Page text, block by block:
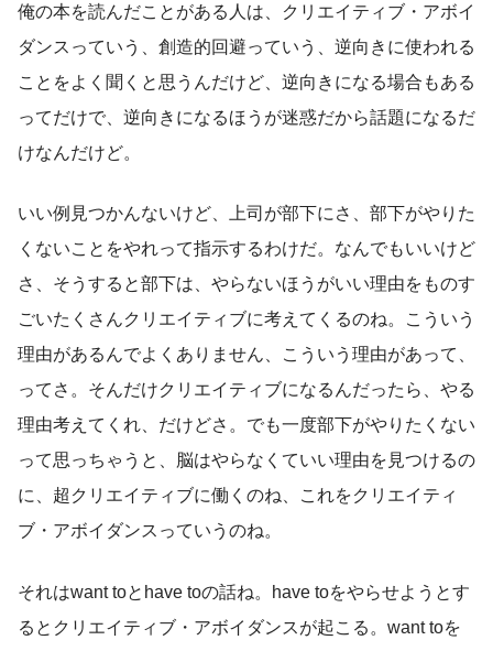
俺の本を読んだことがある人は、クリエイティブ・アボイ
ダンスっていう、創造的回避っていう、逆向きに使われる
ことをよく聞くと思うんだけど、逆向きになる場合もある
ってだけで、逆向きになるほうが迷惑だから話題になるだ
けなんだけど。
いい例見つかんないけど、上司が部下にさ、部下がやりた
くないことをやれって指示するわけだ。なんでもいいけど
さ、そうすると部下は、やらないほうがいい理由をものす
ごいたくさんクリエイティブに考えてくるのね。こういう
理由があるんでよくありません、こういう理由があって、
ってさ。そんだけクリエイティブになるんだったら、やる
理由考えてくれ、だけどさ。でも一度部下がやりたくない
って思っちゃうと、脳はやらなくていい理由を見つけるの
に、超クリエイティブに働くのね、これをクリエイティ
ブ・アボイダンスっていうのね。
それはwant toとhave toの話ね。have toをやらせようとす
るとクリエイティブ・アボイダンスが起こる。want toを